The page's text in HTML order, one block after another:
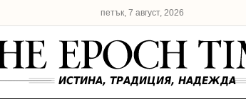
петък, 7 август, 2026